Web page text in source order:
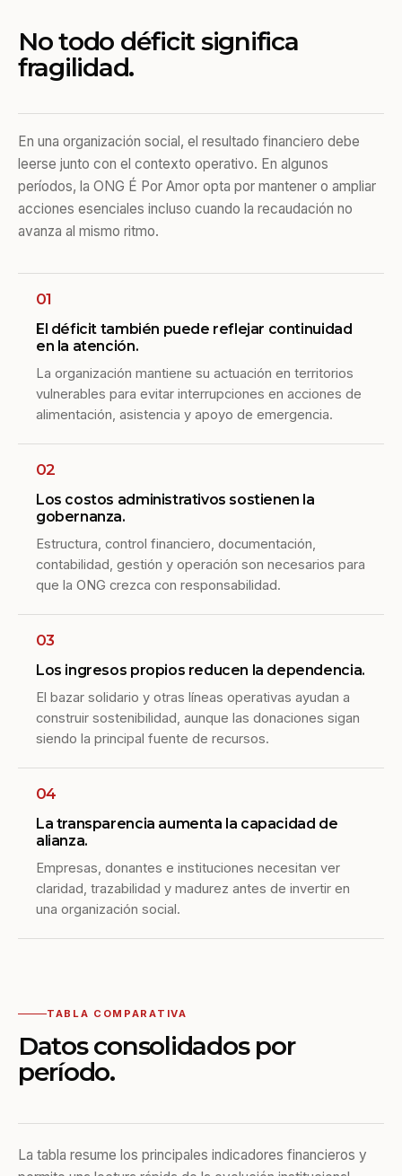
No todo déficit significa
fragilidad.
En una organización social, el resultado financiero debe
leerse junto con el contexto operativo. En algunos
períodos, la ONG É Por Amor opta por mantener o ampliar
acciones esenciales incluso cuando la recaudación no
avanza al mismo ritmo.
01
El déficit también puede reflejar continuidad
en la atención.
La organización mantiene su actuación en territorios
vulnerables para evitar interrupciones en acciones de
alimentación, asistencia y apoyo de emergencia.
02
Los costos administrativos sostienen la
gobernanza.
Estructura, control financiero, documentación,
contabilidad, gestión y operación son necesarios para
que la ONG crezca con responsabilidad.
03
Los ingresos propios reducen la dependencia.
El bazar solidario y otras líneas operativas ayudan a
construir sostenibilidad, aunque las donaciones sigan
siendo la principal fuente de recursos.
04
La transparencia aumenta la capacidad de
alianza.
Empresas, donantes e instituciones necesitan ver
claridad, trazabilidad y madurez antes de invertir en
una organización social.
TABLA COMPARATIVA
Datos consolidados por
período.
La tabla resume los principales indicadores financieros y